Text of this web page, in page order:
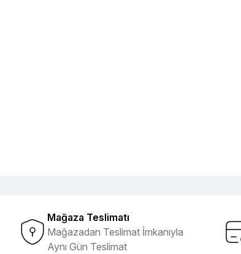
Mağaza Teslimatı
Mağazadan Teslimat İmkanıyla
Aynı Gün Teslimat